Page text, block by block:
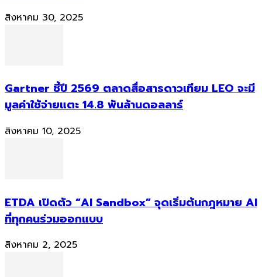
สิงหาคม 30, 2025
Gartner ชี้ปี 2569 ตลาดสื่อสารดาวเทียม LEO จะมี
มูลค่าใช้จ่ายแตะ 14.8 พันล้านดอลลาร์
สิงหาคม 10, 2025
ETDA เปิดตัว “AI Sandbox” จุดเริ่มต้นกฎหมาย AI
ที่ทุกคนร่วมออกแบบ
สิงหาคม 2, 2025